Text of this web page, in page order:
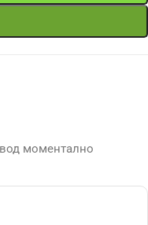
моментално